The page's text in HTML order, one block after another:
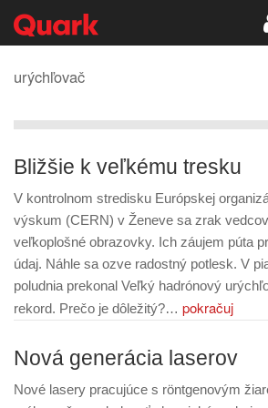
urýchľovač
Bližšie k veľkému tresku
V kontrolnom stredisku Európskej
výskum (CERN) v Ženeve sa zrak
veľkoplošné obrazovky. Ich záujem púta
údaj. Náhle sa ozve radostný potlesk. V
poludnia prekonal Veľký hadrónový
rekord. Prečo je dôležitý?… pokračuj
Nová generácia laserov
Nové lasery pracujúce s röntgenovým